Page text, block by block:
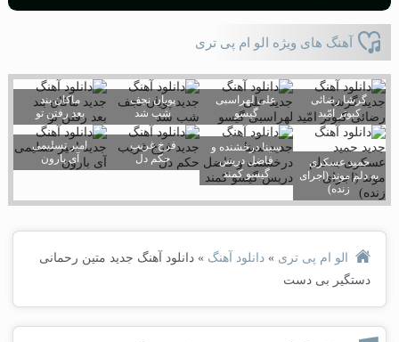
آهنگ های ویژه الو ام پی تری
گرشا رضائی
کبوتر امّید
علی لهراسبی
گیسو
پویان نجف
شب شد
ماکان بند
بعد رفتن تو
حمید عسکری
به دلم موند (اجرای
زنده)
سینا درخشنده و
فاضل دریس
گیسو کمند
فرخ غریب
حکم دل
امیر تسلیمی
آی بارون
الو ام پی تری » دانلود آهنگ » دانلود آهنگ جدید متین رحمانی
دستگیر بی دست